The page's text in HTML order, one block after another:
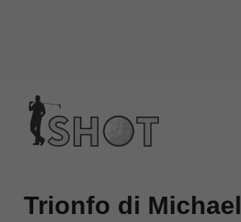
contenuto
Trionfo di Michael